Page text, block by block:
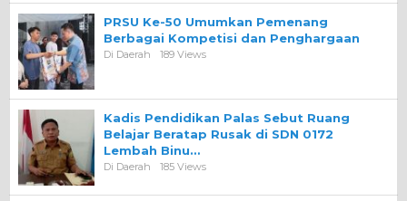
PRSU Ke-50 Umumkan Pemenang
Berbagai Kompetisi dan Penghargaan
Di Daerah 189 Views
Kadis Pendidikan Palas Sebut Ruang
Belajar Beratap Rusak di SDN 0172
Lembah Binu…
Di Daerah 185 Views